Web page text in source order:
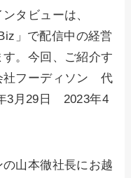
タビューは、
」で配信中の経営
。今回、ご紹介す
社フーディソン 代
3月29日 2023年4
山本徹社長にお越